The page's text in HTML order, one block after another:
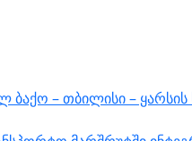
– თბილისი –